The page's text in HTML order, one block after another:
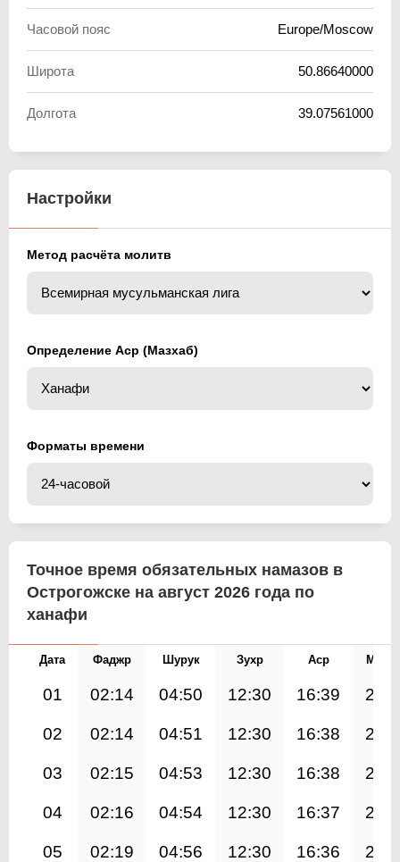
Часовой пояс Europe/Moscow
Широта 50.86640000
Долгота 39.07561000
Настройки
Метод расчёта молитв
Определение Аср (Мазхаб)
Форматы времени
Точное время обязательных намазов в
Острогожске на август 2026 года по
ханафи
Дата Фаджр Шурук Зухр Аср
01 02:14 04:50 12:30 16:39
02 02:14 04:51 12:30 16:38
03 02:15 04:53 12:30 16:38
04 02:16 04:54 12:30 16:37
05 02:19 04:56 12:30 16:36